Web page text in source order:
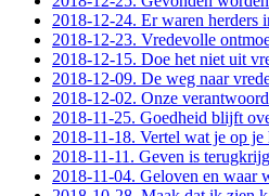
2018-12-24. Er waren herders
2018-12-23. Vredevolle
2018-12-15. Doe het niet uit
2018-12-09. De weg naar
2018-12-02. Onze
2018-11-25. Goedheid blijft
2018-11-18. Vertel wat je op je
2018-11-11. Geven is
2018-11-04. Geloven en waar